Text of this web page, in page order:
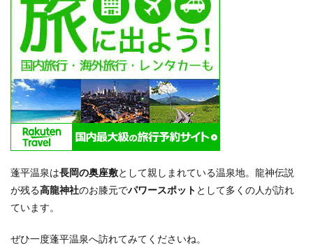
蓬平温泉は長岡の奥座敷として親しまれている温泉地。龍神伝説
が残る高龍神社のお膝元でパワースポット として多くの人が訪れ
ています。
ぜひ一度蓬平温泉へ訪れてみてくださいね。